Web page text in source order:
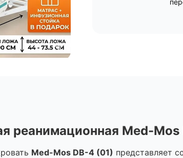
реанимационная Med-
Med-Mos DB-4 (01) представляет